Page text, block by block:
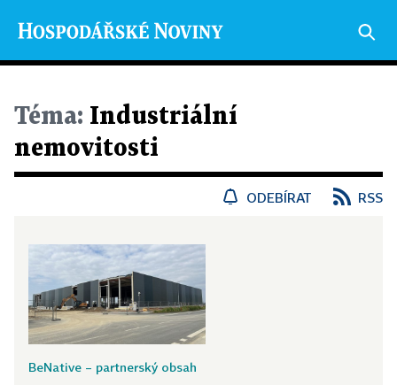
Téma: Industriální
nemovitosti
ODEBÍRAT RSS
BeNative – partnerský obsah